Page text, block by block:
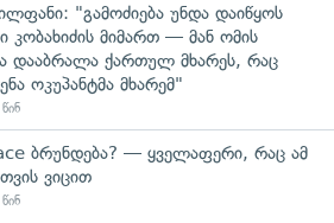
"გამოძიება უნდა დაიწყოს
კობახიძის მიმართ — მან ომის
დააბრალა ქართულ მხარეს, რაც
ოკუპანტმა მხარემ"
ბრუნდება? — ყველაფერი, რაც ამ
ვიცით